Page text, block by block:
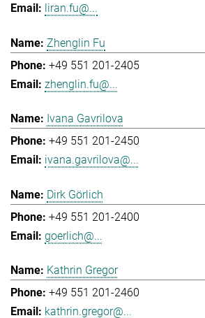
liran.fu@...
Zhenglin Fu
+49 551 201-2405
zhenglin.fu@...
Ivana Gavrilova
+49 551 201-2450
ivana.gavrilova@...
Dirk Görlich
+49 551 201-2400
goerlich@...
Kathrin Gregor
+49 551 201-2460
kathrin.gregor@...